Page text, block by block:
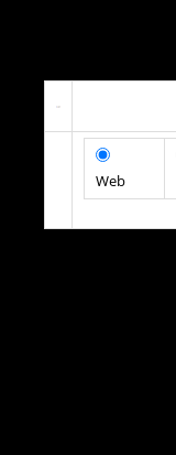
Web